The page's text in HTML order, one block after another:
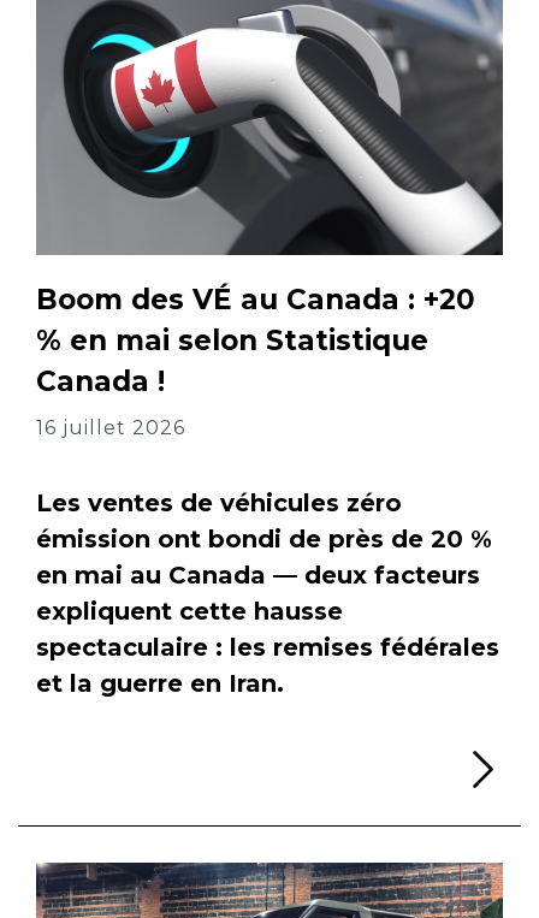
Boom des VÉ au Canada : +20
% en mai selon Statistique
Canada !
16 juillet 2026
Les ventes de véhicules zéro
émission ont bondi de près de 20 %
en mai au Canada — deux facteurs
expliquent cette hausse
spectaculaire : les remises fédérales
et la guerre en Iran.